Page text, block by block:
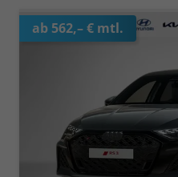
ab 562,– € mtl.